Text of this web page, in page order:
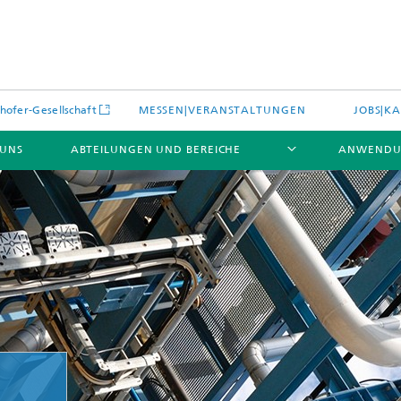
Gesellschaft MESSEN|VERANSTALTUNGEN
ABTEILUNGEN UND BEREICHE
und Leistungen
Umgebungsdaten
Aktuelles
Leistungen und Produkte
Energieerzeugung und -
aus dem Bereich »Prozesse